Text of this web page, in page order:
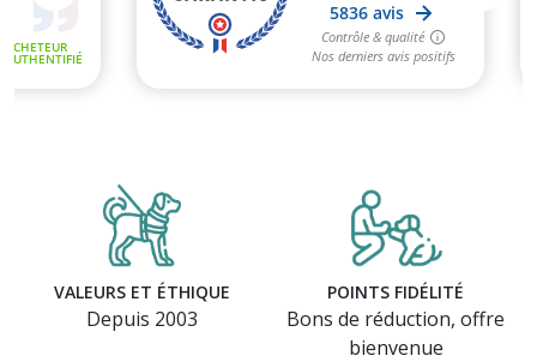
VALEURS ET ÉTHIQUE
Depuis 2003
POINTS FIDÉLITÉ
Bons de réduction, offre
bienvenue